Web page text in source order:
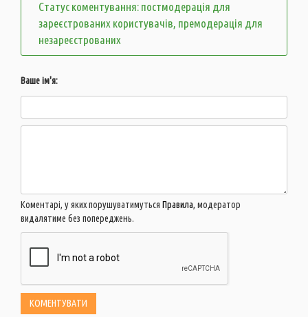
Статус коментування: постмодерація для
зареєстрованих користувачів, премодерація для
незареєстрованих
Ваше ім'я:
Коментарі, у яких порушуватимуться Правила, модератор
видалятиме без попереджень.